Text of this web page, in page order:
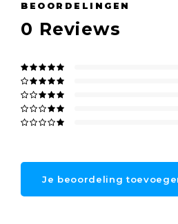
BEOORDELINGEN
0 Reviews
Je beoordeling